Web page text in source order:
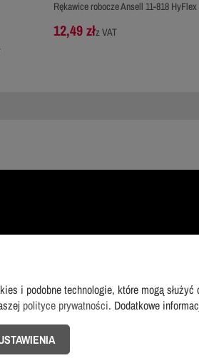
Rękawice robocze Ansell 11-818 HyFlex
12,49 złz VAT
PROFESJONALISTÓW
i podobne technologie, które mogą służyć
polityce prywatności. Dodatkowe